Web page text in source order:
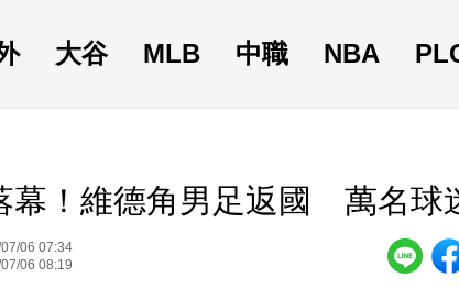
大谷 MLB 中職 NBA
幕！維德角男足返國 萬名球
06 07:34
06 08:19